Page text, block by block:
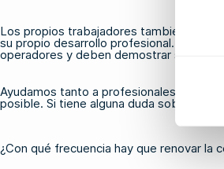
Los propios trabajadores también
su propio desarrollo profesional. Para
operadores y deben demostrar su
Ayudamos tanto a profesionales
posible. Si tiene alguna duda sobre su
¿Con qué frecuencia hay que renovar la